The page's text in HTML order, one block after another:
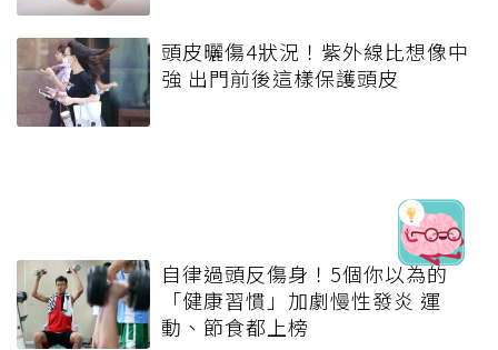
頭皮曬傷4狀況！紫外線比想像中
強 出門前後這樣保護頭皮
自律過頭反傷身！5個你以為的
「健康習慣」加劇慢性發炎 運
動、節食都上榜